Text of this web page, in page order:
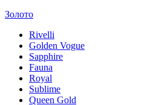
Золото
Rivelli
Golden Vogue
Sapphire
Fauna
Royal
Sublime
Queen Gold